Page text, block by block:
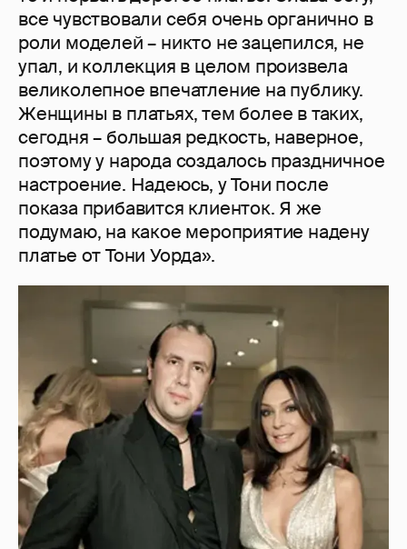
все чувствовали себя очень органично в
роли моделей – никто не зацепился, не
упал, и коллекция в целом произвела
великолепное впечатление на публику.
Женщины в платьях, тем более в таких,
сегодня – большая редкость, наверное,
поэтому у народа создалось праздничное
настроение. Надеюсь, у Тони после
показа прибавится клиенток. Я же
подумаю, на какое мероприятие надену
платье от Тони Уорда».